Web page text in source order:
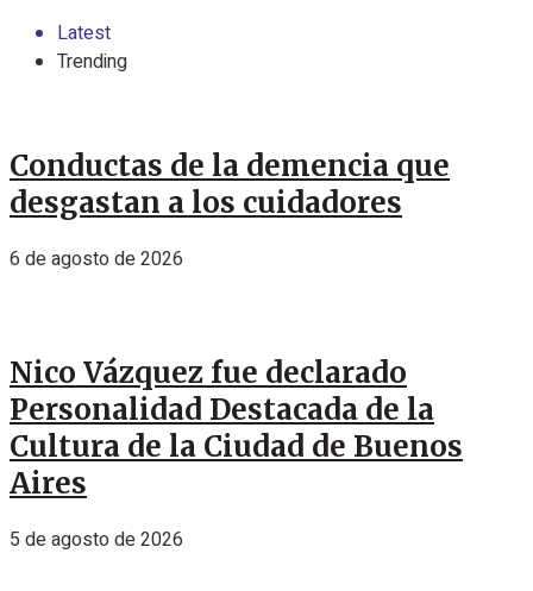
Latest
Trending
Conductas de la demencia que
desgastan a los cuidadores
6 de agosto de 2026
Nico Vázquez fue declarado
Personalidad Destacada de la
Cultura de la Ciudad de Buenos
Aires
5 de agosto de 2026